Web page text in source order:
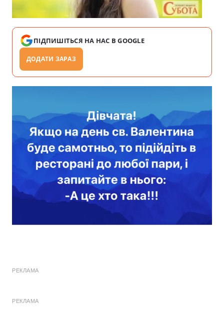
ПІДПИШІТЬСЯ НА НАС В GOOGLE
ДОДАТИ ЗАРАЗ
РЕКЛАМА
РЕКЛАМА